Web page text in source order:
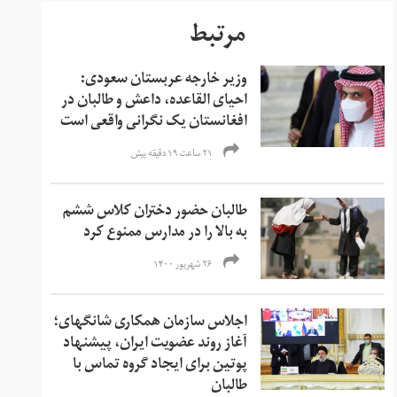
مرتبط
وزیر خارجه عربستان سعودی:
احیای القاعده،‌ داعش و طالبان در
افغانستان یک نگرانی واقعی است
۲۱ ساعت ۱۹ دقیقه پیش
طالبان حضور دختران کلاس ششم
به بالا را در مدارس ممنوع کرد
۲۶ شهریور ۱۴۰۰
اجلاس سازمان همکاری شانگهای؛
آغاز روند عضویت ایران، پیشنهاد
پوتین برای ایجاد گروه تماس با
طالبان